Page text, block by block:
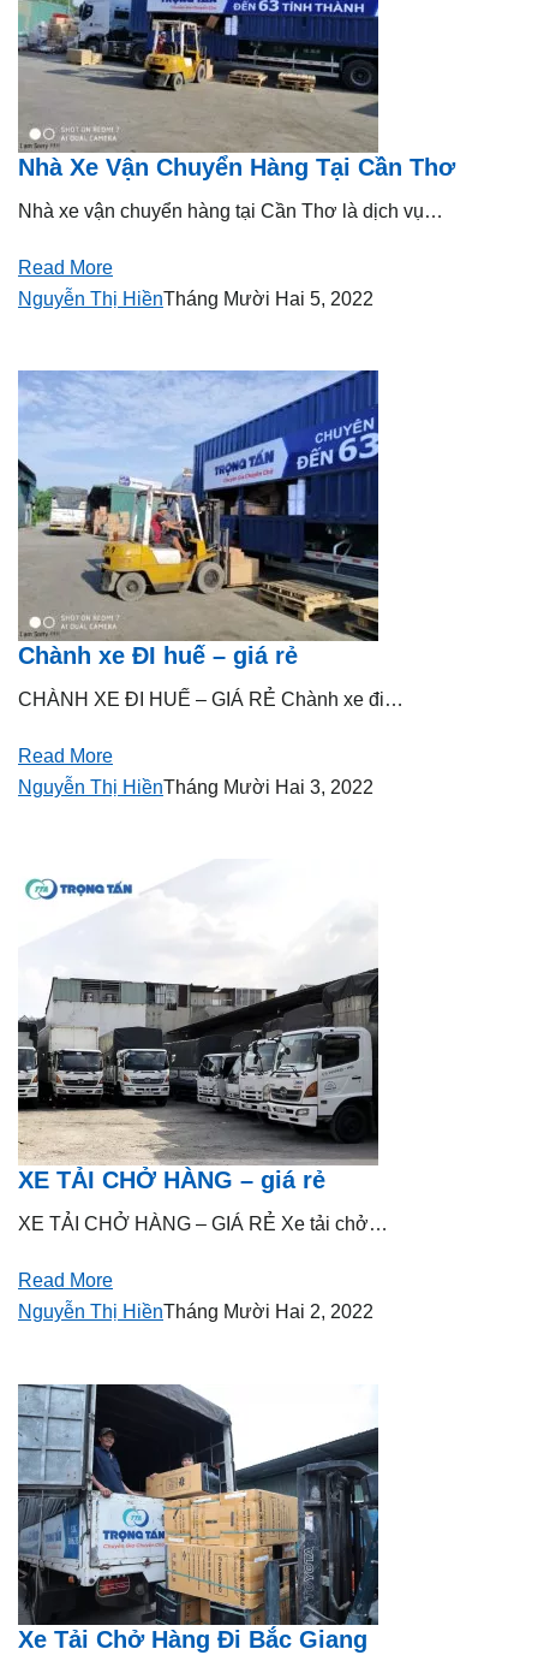
Nhà Xe Vận Chuyển Hàng Tại Cần Thơ
Nhà xe vận chuyển hàng tại Cần Thơ là dịch vụ…
Read More
Nguyễn Thị HiềnTháng Mười Hai 5, 2022
Chành xe ĐI huế – giá rẻ
CHÀNH XE ĐI HUẾ – GIÁ RẺ Chành xe đi…
Read More
Nguyễn Thị HiềnTháng Mười Hai 3, 2022
XE TẢI CHỞ HÀNG – giá rẻ
XE TẢI CHỞ HÀNG – GIÁ RẺ Xe tải chở…
Read More
Nguyễn Thị HiềnTháng Mười Hai 2, 2022
Xe Tải Chở Hàng Đi Bắc Giang